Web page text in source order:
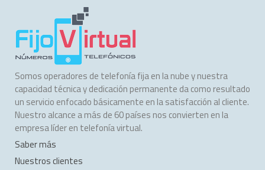
Somos operadores de telefonía fija en la nube y nuestra
capacidad técnica y dedicación permanente da como resultado
un servicio enfocado básicamente en la satisfacción al cliente.
Nuestro alcance a más de 60 países nos convierten en la
empresa líder en telefonía virtual.
Saber más
Nuestros clientes